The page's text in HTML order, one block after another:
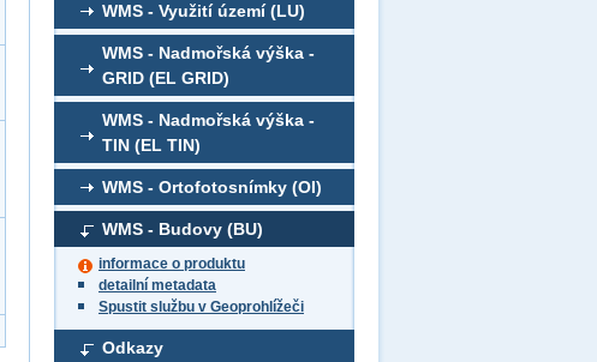
WMS - Využití území (LU)
WMS - Nadmořská výška -
GRID (EL GRID)
WMS - Nadmořská výška -
TIN (EL TIN)
WMS - Ortofotosnímky (OI)
WMS - Budovy (BU)
informace o produktu
detailní metadata
Spustit službu v Geoprohlížeči
Odkazy